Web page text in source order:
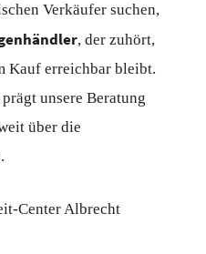
Verkäufer suchen,
, der zuhört,
Kauf erreichbar bleibt.
unsere Beratung
über die
Center Albrecht